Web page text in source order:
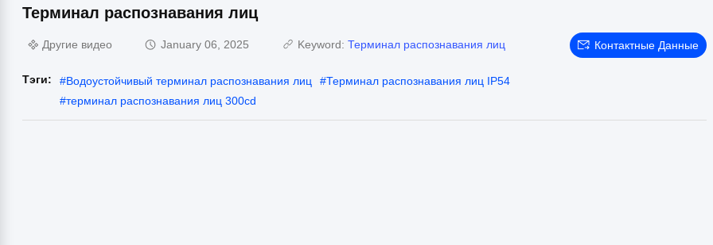
Терминал распознавания лиц
Другие видео January 06, 2025 Keyword: Терминал распознавания лиц Контактные Данные
Тэги: #Водоустойчивый терминал распознавания лиц #Терминал распознавания лиц IP54
#терминал распознавания лиц 300cd